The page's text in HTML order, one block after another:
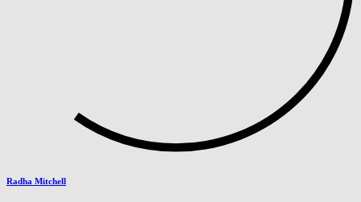
Radha Mitchell